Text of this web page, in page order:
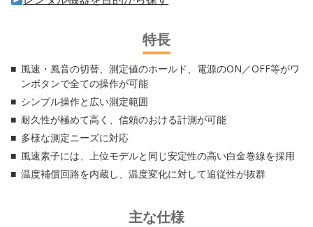
特長
風速・風音の切替、測定値のホールド、電源のON／OFF等がワ
ンボタンで全ての操作が可能
シンプル操作と広い測定範囲
耐久性が極めて高く、信頼のおける計測が可能
多様な測定ニーズに対応
風速素子には、上位モデルと同じ安定性の高い白金巻線を採用
温度補償回路を内蔵し、温度変化に対して追従性が抜群
主な仕様